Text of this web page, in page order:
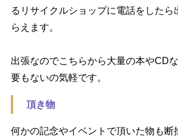
るリサイクルショップに電話をしたら
らえます。
出張なのでこちらから大量の本やCD
要もないの気軽です。
頂き物
何かの記念やイベントで頂いた物も断